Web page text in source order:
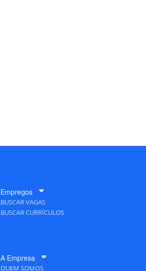
Empregos
BUSCAR VAGAS
BUSCAR CURRÍCULOS
A Empresa
QUEM SOMOS